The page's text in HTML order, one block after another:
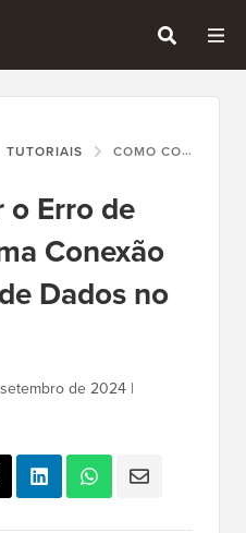
TUTORIAIS COMO CORRIGIR O ERRO DE ESTABELECER UMA CONEXÃO COM O BANCO DE DADOS NO WORDPRESS
Erro de
Conexão
Dados no
de 2024 |